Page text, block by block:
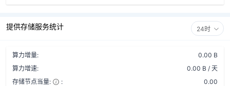
提供存储服务统计 24时
算力增量:
0.00 B
算力增速:
0.00 B / 天
存储节点当量:
:
0.00